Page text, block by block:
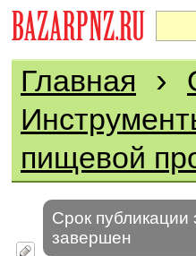
Главная ›
пищевой
Срок публикации
завершен